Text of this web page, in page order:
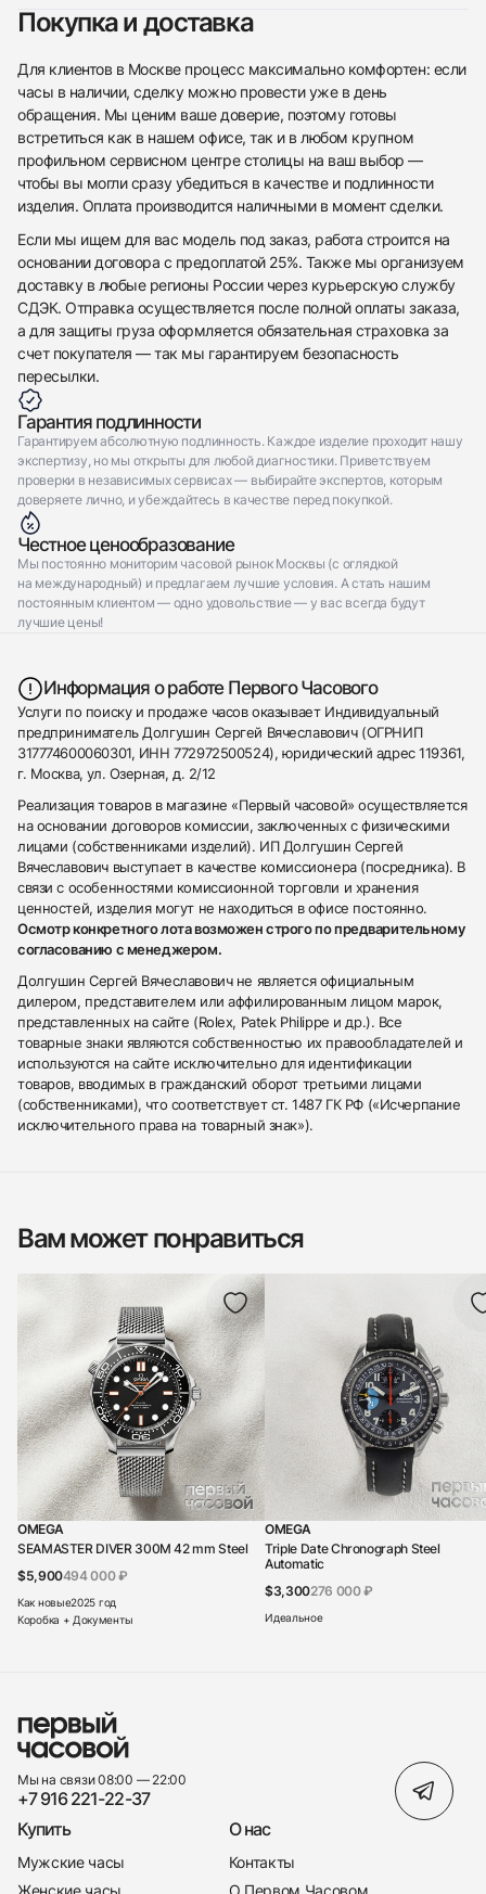
Покупка и доставка
Для клиентов в Москве процесс максимально комфортен: если
часы в наличии, сделку можно провести уже в день
обращения. Мы ценим ваше доверие, поэтому готовы
встретиться как в нашем офисе, так и в любом крупном
профильном сервисном центре столицы на ваш выбор —
чтобы вы могли сразу убедиться в качестве и подлинности
изделия. Оплата производится наличными в момент сделки.
Если мы ищем для вас модель под заказ, работа строится на
основании договора с предоплатой 25%. Также мы организуем
доставку в любые регионы России через курьерскую службу
СДЭК. Отправка осуществляется после полной оплаты заказа,
а для защиты груза оформляется обязательная страховка за
счет покупателя — так мы гарантируем безопасность
пересылки.
Гарантия подлинности
Гарантируем абсолютную подлинность. Каждое изделие проходит нашу
экспертизу, но мы открыты для любой диагностики. Приветствуем
проверки в независимых сервисах — выбирайте экспертов, которым
доверяете лично, и убеждайтесь в качестве перед покупкой.
Честное ценообразование
Мы постоянно мониторим часовой рынок Москвы (с оглядкой
на международный) и предлагаем лучшие условия. А стать нашим
постоянным клиентом — одно удовольствие — у вас всегда будут
лучшие цены!
Информация о работе Первого Часового
Услуги по поиску и продаже часов оказывает Индивидуальный
предприниматель Долгушин Сергей Вячеславович (ОГРНИП
317774600060301, ИНН 772972500524), юридический адрес 119361,
г. Москва, ул. Озерная, д. 2/12
Реализация товаров в магазине «Первый часовой» осуществляется
на основании договоров комиссии, заключенных с физическими
лицами (собственниками изделий). ИП Долгушин Сергей
Вячеславович выступает в качестве комиссионера (посредника). В
связи с особенностями комиссионной торговли и хранения
ценностей, изделия могут не находиться в офисе постоянно.
Осмотр конкретного лота возможен строго по предварительному
согласованию с менеджером.
Долгушин Сергей Вячеславович не является официальным
дилером, представителем или аффилированным лицом марок,
представленных на сайте (Rolex, Patek Philippe и др.). Все
товарные знаки являются собственностью их правообладателей и
используются на сайте исключительно для идентификации
товаров, вводимых в гражданский оборот третьими лицами
(собственниками), что соответствует ст. 1487 ГК РФ («Исчерпание
исключительного права на товарный знак»).
Вам может понравиться
OMEGA
SEAMASTER DIVER 300M 42 mm Steel
$5,900494 000 ₽
Как новые2025 год
Коробка + Документы
OMEGA
Triple Date Chronograph Steel
Automatic
$3,300276 000 ₽
Идеальное
Мы на связи 08:00 — 22:00
+7 916 221-22-37
Купить
Мужские часы
Женские часы
О нас
Контакты
О Первом Часовом